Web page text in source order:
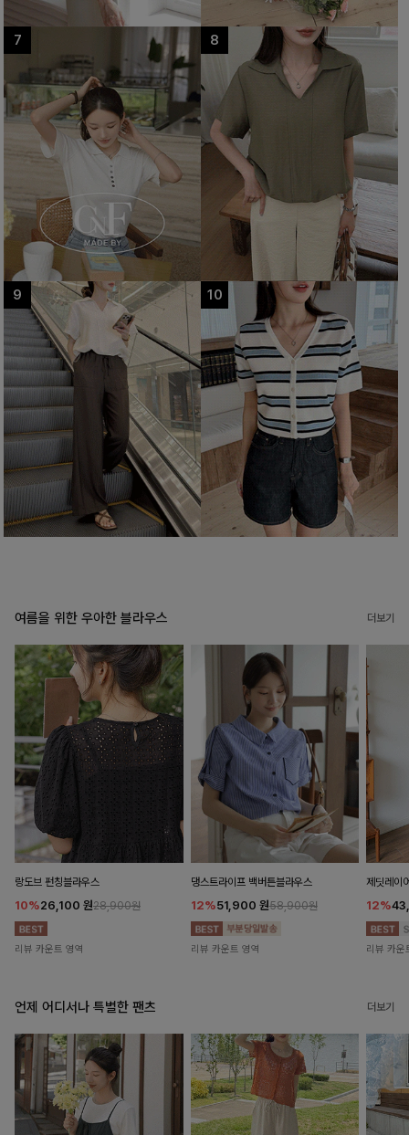
여름을 위한 우아한 블라우스 더보기
랑도브 펀칭블라우스
10%26,100 원28,900원
리뷰 카운트 영역
댕스트라이프 백버튼블라우스
12%51,900 원58,900원
리뷰 카운트 영역
제딧레이
12%
리뷰 카운
언제 어디서나 특별한 팬츠 더보기